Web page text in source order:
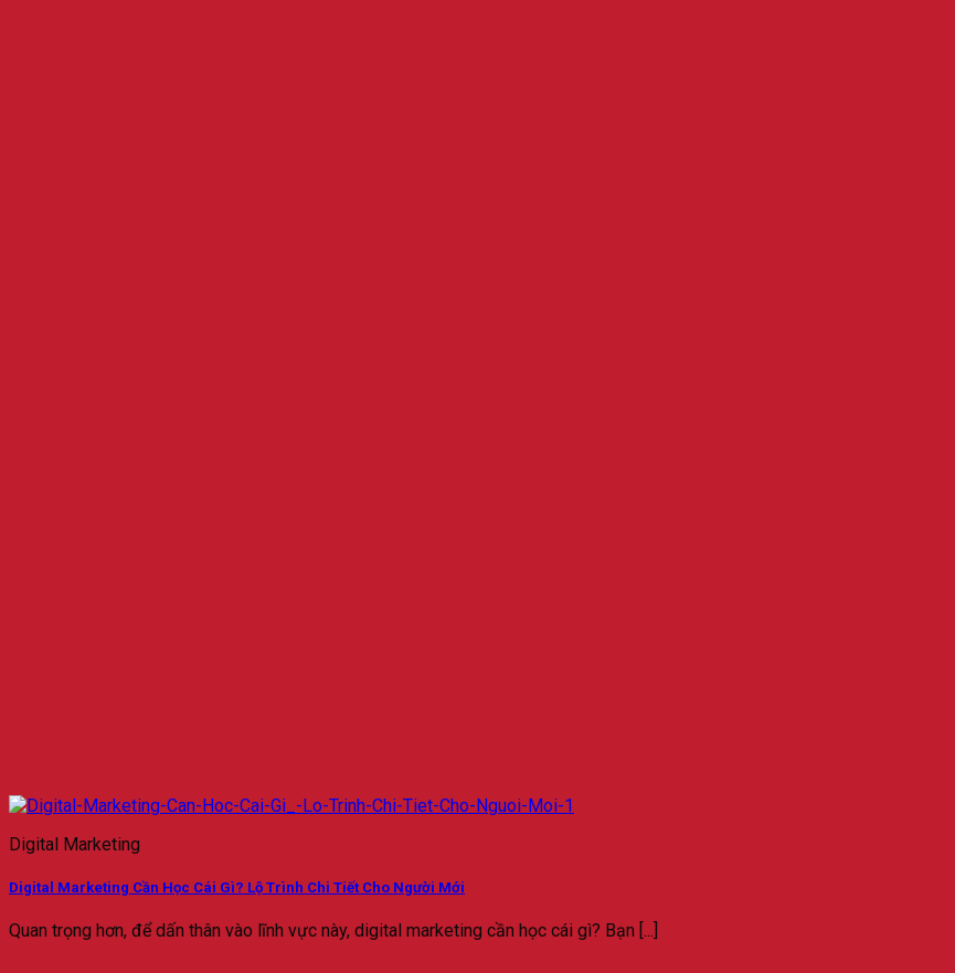
Digital Marketing
Digital Marketing Cần Học Cái Gì? Lộ Trình Chi Tiết Cho Người Mới
Quan trọng hơn, để dấn thân vào lĩnh vực này, digital marketing cần học cái gì? Bạn [...]